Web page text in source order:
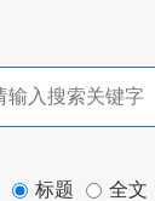
标题 全文